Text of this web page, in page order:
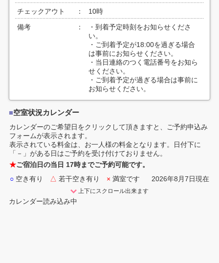
チェックアウト
：
10時
備考
：
・到着予定時刻をお知らせくださ
い。
・ご到着予定が18:00を過ぎる場合
は事前にお知らせください。
・当日連絡のつく電話番号をお知ら
せください。
・ご到着予定が過ぎる場合は事前に
お知らせください。
■空室状況カレンダー
カレンダーのご希望日をクリックして頂きますと、ご予約申込み
フォームが表示されます。
表示されている料金は、お一人様の料金となります。日付下に
「－」がある日はご予約を受け付けておりません。
★ご宿泊日の当日 17時までご予約可能です。
○ 空き有り △ 若干空き有り × 満室です 2026年8月7日現在
上下にスクロール出来ます
カレンダー読み込み中